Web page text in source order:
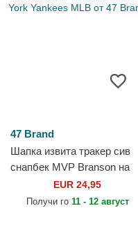
47 Brand
Шапка извита тракер сив
снапбек MVP Branson на
New York Yankees MLB от
47 Brand
EUR 24,95
Получи го 11 - 12 август